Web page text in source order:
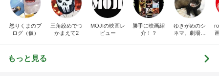
怒りくまのブ
ログ（仮）
三角絞めでつ
かまえて2
MOJIの映画レ
ビュー
勝手に映画紹
介！？
ゆきがめのシ
ネマ。劇場に
もっと見る